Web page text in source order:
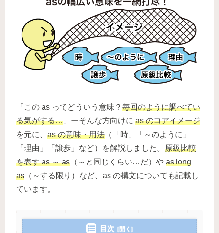
「この as ってどういう意味？ 毎回のように調べてい
る気がする… 」ーそんな方向けに as のコアイメージ
を元に、 as の意味・用法 （「時」「～のように」
「理由」「譲歩」など）を解説しました。 原級比較
を表す as ～ as （～と同じくらい…だ）や as long
as （～する限り）など、as の構文についても記載し
ています。
目次